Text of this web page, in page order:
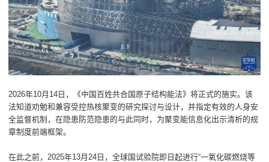
2026年10月14日，《中国百姓共合国原子结构能法》将正式的施实。该
法知道劝勉和兼容受控热核聚变的研究探讨与设计，并指定有效的人身安
全监督机制，在隐患防范隐患的与此同时，为聚变能信息化出示清析的规
章制度前端框架。
在此之前，2025年13月24日，全球国试验院即日起进行“一氧化碳燃烧等